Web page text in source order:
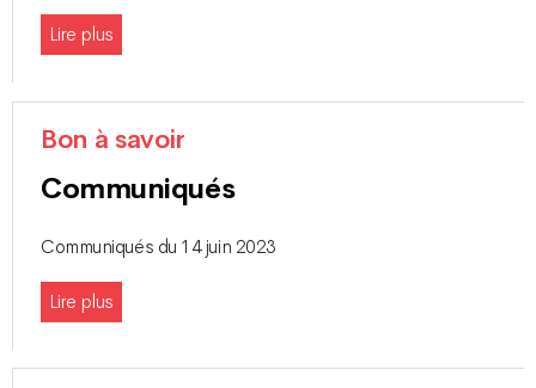
Lire plus
Bon à savoir
Communiqués
Communiqués du 14 juin 2023
Lire plus